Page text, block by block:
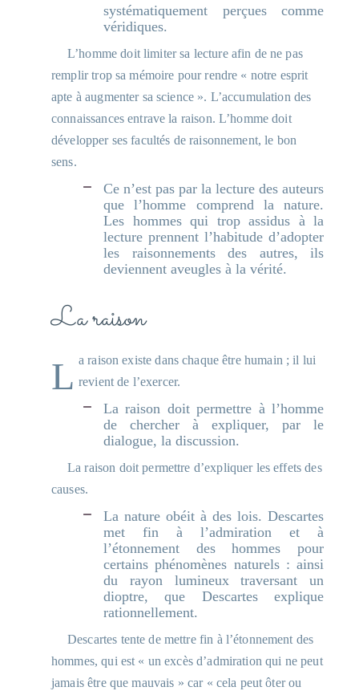
systématiquement perçues comme
véridiques.
L’homme doit limiter sa lecture afin de ne pas
remplir trop sa mémoire pour rendre « notre esprit
apte à augmenter sa science ». L’accumulation des
connaissances entrave la raison. L’homme doit
développer ses facultés de raisonnement, le bon
sens.
Ce n’est pas par la lecture des auteurs
que l’homme comprend la nature.
Les hommes qui trop assidus à la
lecture prennent l’habitude d’adopter
les raisonnements des autres, ils
deviennent aveugles à la vérité.
La raison
La raison existe dans chaque être humain ; il lui revient de l’exercer.
La raison doit permettre à l’homme
de chercher à expliquer, par le
dialogue, la discussion.
La raison doit permettre d’expliquer les effets des
causes.
La nature obéit à des lois. Descartes
met fin à l’admiration et à
l’étonnement des hommes pour
certains phénomènes naturels : ainsi
du rayon lumineux traversant un
dioptre, que Descartes explique
rationnellement.
Descartes tente de mettre fin à l’étonnement des
hommes, qui est « un excès d’admiration qui ne peut
jamais être que mauvais » car « cela peut ôter ou